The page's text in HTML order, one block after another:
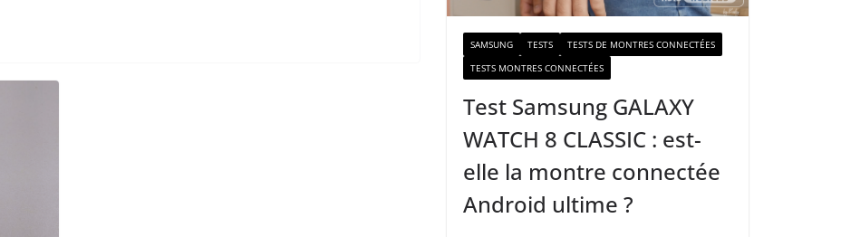
i
SAMSUNG TESTS
TESTS DE MONTRES CONNECTÉES
TESTS MONTRES CONNECTÉES
Test Samsung GALAXY
WATCH 8 CLASSIC : est-
elle la montre connectée
Android ultime ?